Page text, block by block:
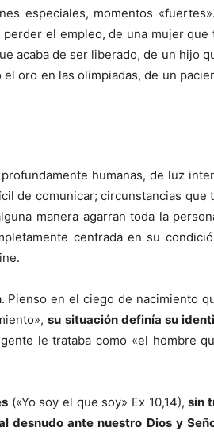
especiales, momentos
el empleo, de una mujer que
acaba de ser liberado, de un hijo
oro en las olimpiadas, de un
humanas, de luz
de comunicar; circunstancias que
manera agarran toda la
centrada en su
Pienso en el ciego de nacimiento
su situación definía su
le trataba como «el hombre
(«Yo soy el que soy» Ex 10,14),sin
desnudo ante nuestro Dios y